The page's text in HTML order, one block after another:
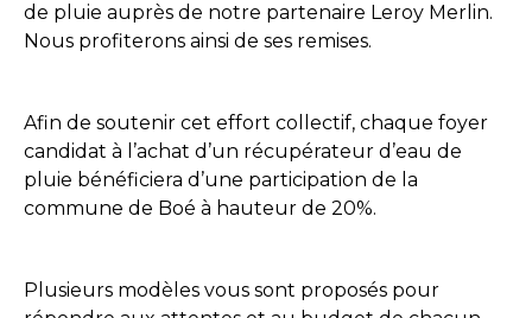
de pluie auprès de notre partenaire Leroy Merlin.
Nous profiterons ainsi de ses remises.
Afin de soutenir cet effort collectif, chaque foyer
candidat à l’achat d’un récupérateur d’eau de
pluie bénéficiera d’une participation de la
commune de Boé à hauteur de 20%.
Plusieurs modèles vous sont proposés pour